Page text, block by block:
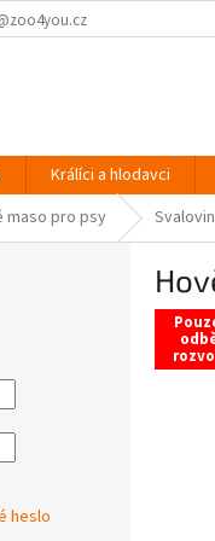
Králíci a hlodavci
maso pro psy
heslo